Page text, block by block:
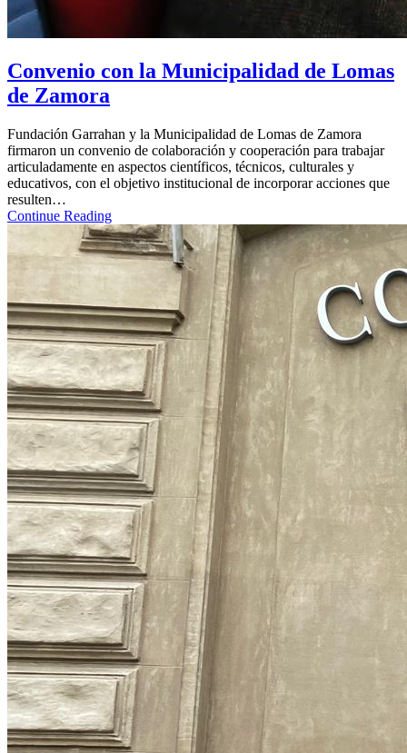
Convenio con la Municipalidad de Lomas
de Zamora
Fundación Garrahan y la Municipalidad de Lomas de Zamora
firmaron un convenio de colaboración y cooperación para trabajar
articuladamente en aspectos científicos, técnicos, culturales y
educativos, con el objetivo institucional de incorporar acciones que
resulten…
Continue Reading